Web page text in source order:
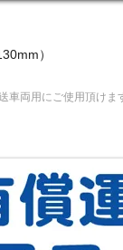
）
車両用にご使用頂け